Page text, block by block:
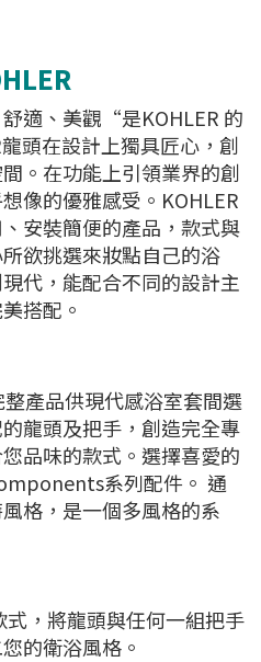
適、美觀“是KOHLER 的
頭在設計上獨具匠心，創
。在功能上引領業界的創
像的優雅感受。KOHLER
安裝簡便的產品，款式與
欲挑選來妝點自己的浴
代，能配合不同的設計主
搭配。
產品供現代感浴室套間選
龍頭及把手，創造完全專
品味的款式。選擇喜愛的
系列配件。 通
格，是一個多風格的系
，將龍頭與任何一組把手
的衛浴風格。